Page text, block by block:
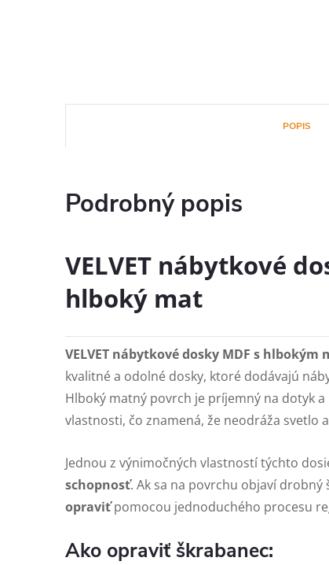
POPIS
Podrobný popis
VELVET nábytkové
hlboký mat
VELVET nábytkové dosky MDF s
kvalitné a odolné dosky, ktoré dodávajú
Hlboký matný povrch je príjemný na dotyk
vlastnosti, čo znamená, že neodráža svetlo
Jednou z výnimočných vlastností týchto
schopnosť. Ak sa na povrchu objaví drobný
opraviťpomocou jednoduchého procesu
Ako opraviť škrabanec: